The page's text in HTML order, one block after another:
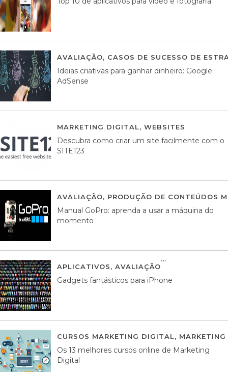
AVALIAÇÃO, CASOS DE SUCESSO DE
Ideias criativas para ganhar dinheiro: Google
AdSense
MARKETING DIGITAL, WEBSITES
Descubra como criar um site facilmente com o
SITE123
AVALIAÇÃO, PRODUÇÃO DE CONTEÚDOS
Manual GoPro: aprenda a usar a máquina do
momento
APLICATIVOS, AVALIAÇÃO
Gadgets fantásticos para iPhone
CURSOS MARKETING DIGITAL,
Os 13 melhores cursos online de Marketing
Digital